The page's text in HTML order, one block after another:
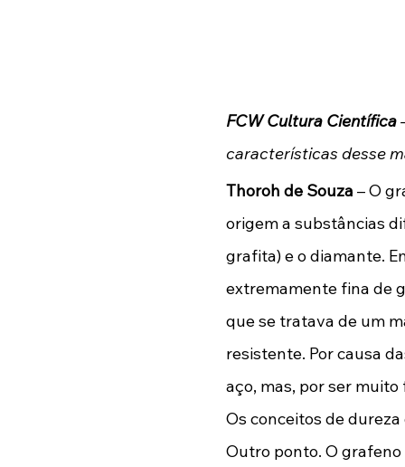
FCW Cultura Científica
características desse
Thoroh de Souza – O
origem a substâncias
grafita) e o diamante.
extremamente fina de
que se tratava de um
resistente. Por causa
aço, mas, por ser
Os conceitos de
Outro ponto. O